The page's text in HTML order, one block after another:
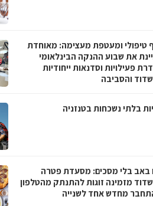
טיפולי ומעטפת מעצימה: מאוחדת
את שבוע ההנקה הבינלאומי
פעילויות וסדנאות ייחודיות
והסביבה
בלתי נשכחות בטנזניה
באב בלי מסכים: מסעדת פטרה
מזמינה זוגות להתנתק מהטלפון
מחדש אחד לשנייה